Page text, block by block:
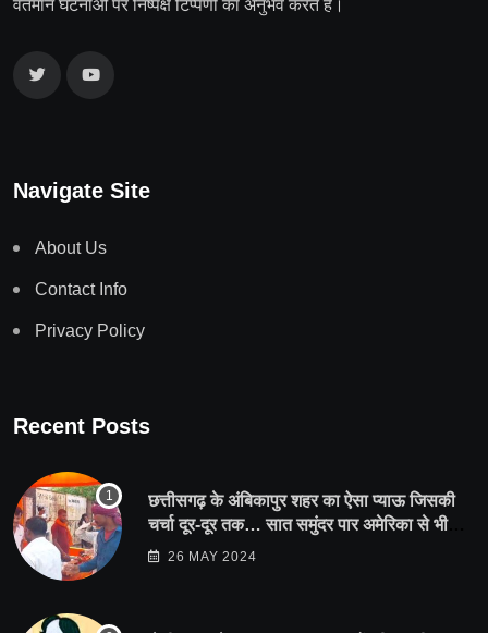
वर्तमान घटनाओं पर निष्पक्ष टिप्पणी का अनुभव करते हैं।
Navigate Site
About Us
Contact Info
Privacy Policy
Recent Posts
छत्तीसगढ़ के अंबिकापुर शहर का ऐसा प्याऊ जिसकी
चर्चा दूर-दूर तक… सात समुंदर पार अमेरिका से भी
पहुंचा सहयोग
26 MAY 2024